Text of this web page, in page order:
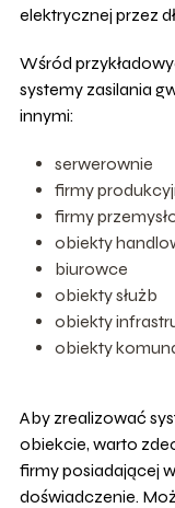
elektrycznej przez
Wśród
systemy zasilania
innymi:
serwerownie
firmy
firmy
obiekty
biurowce
obiekty służb
obiekty
obiekty
Aby zrealizować
obiekcie, warto
firmy posiadającej
doświadczenie.